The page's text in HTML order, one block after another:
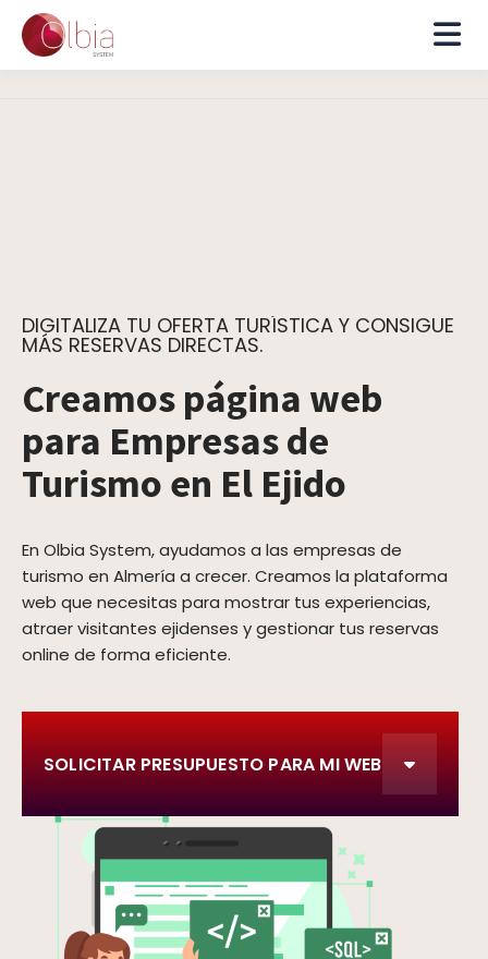
DIGITALIZA TU OFERTA TURÍSTICA Y CONSIGUE
MÁS RESERVAS DIRECTAS.
Creamos página web
para Empresas de
Turismo en El Ejido
En Olbia System, ayudamos a las empresas de
turismo en Almería a crecer. Creamos la plataforma
web que necesitas para mostrar tus experiencias,
atraer visitantes ejidenses y gestionar tus reservas
online de forma eficiente.
SOLICITAR PRESUPUESTO PARA MI WEB